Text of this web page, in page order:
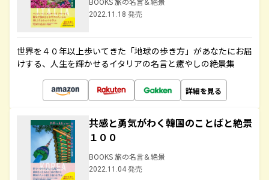
2022.11.18 発売
世界を４０年以上歩いてきた「地球の歩き方」があなたにお届
けする、人生を輝かせるイタリアの名言と癒やしの絶景集
詳細を見る
共感と勇気がわく韓国のことばと絶景
１００
BOOKS 旅の名言＆絶景
2022.11.04 発売